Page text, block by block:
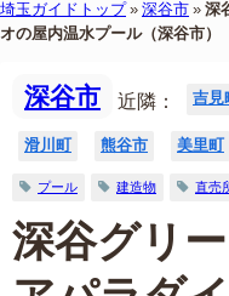
埼玉ガイドトップ» 深谷市 » 深
オの屋内温水プール（深谷市）
深谷市 近隣： 吉見
滑川町 熊谷市 美里町
プール 建造物 直売
深谷グリ